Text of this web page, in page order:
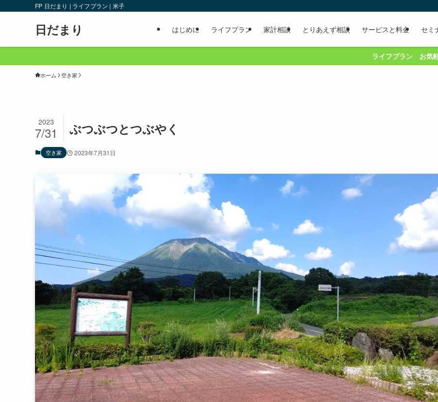
FP 日だまり | ライフプラン | 米子
日だまり はじめに ライフプラン 家計相談 とりあえず相談 サービスと料金 セミ
ライフプラン お気軽にご相談ください
ホーム 空き家
ぶつぶつとつぶやく
2023
7/31
空き家 2023年7月31日